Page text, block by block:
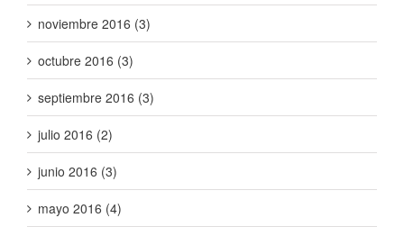
noviembre 2016 (3)
octubre 2016 (3)
septiembre 2016 (3)
julio 2016 (2)
junio 2016 (3)
mayo 2016 (4)